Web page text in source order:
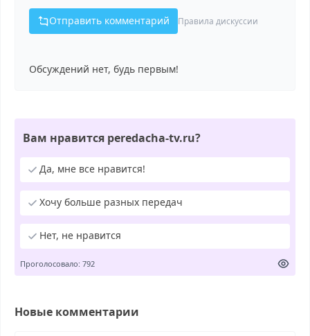
Отправить комментарий Правила дискуссии
Обсуждений нет, будь первым!
Вам нравится peredacha-tv.ru?
Да, мне все нравится!
Хочу больше разных передач
Нет, не нравится
Проголосовало: 792
Новые комментарии